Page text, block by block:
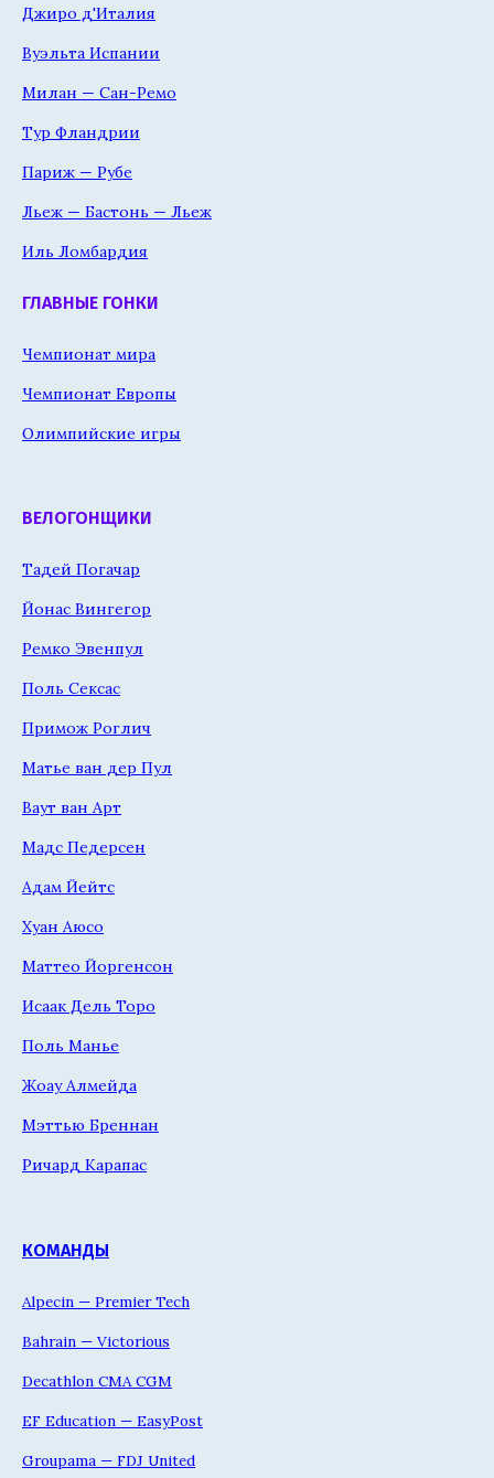
Джиро д'Италия
Вуэльта Испании
Милан — Сан-Ремо
Тур Фландрии
Париж — Рубе
Льеж — Бастонь — Льеж
Иль Ломбардия
ГЛАВНЫЕ ГОНКИ
Чемпионат мира
Чемпионат Европы
Олимпийские игры
ВЕЛОГОНЩИКИ
Тадей Погачар
Йонас Вингегор
Ремко Эвенпул
Поль Сексас
Примож Роглич
Матье ван дер Пул
Ваут ван Арт
Мадс Педерсен
Адам Йейтс
Хуан Аюсо
Маттео Йоргенсон
Исаак Дель Торо
Поль Манье
Жоау Алмейда
Мэттью Бреннан
Ричард Карапас
КОМАНДЫ
Alpecin — Premier Tech
Bahrain — Victorious
Decathlon CMA CGM
EF Education — EasyPost
Groupama — FDJ United